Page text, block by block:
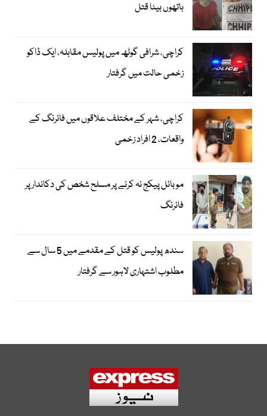
ہاتھوں بیٹا قتل
کراچی، شرافی گوٹھ میں پولیس مقابلہ، ایک ڈاکو
زخمی حالت میں گرفتار
کراچی، شہر کے مختلف علاقوں میں فائرنگ کے
واقعات، 2 افراد زخمی
موبائل پیکج نہ کرنے پر مسلح شخص کی دکاندار پر
فائرنگ
سندھ پولیس کو قتل کے مقدمے میں 5 سال سے
مطلوب اشتہاری لاہور سے گرفتار